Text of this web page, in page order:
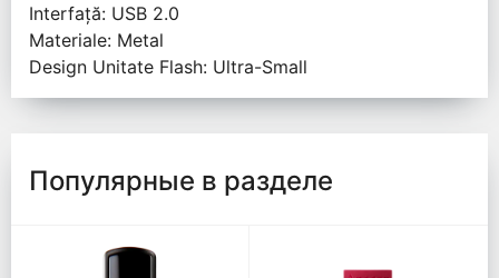
Interfață: USB 2.0
Materiale: Metal
Design Unitate Flash: Ultra-Small
Популярные в разделе